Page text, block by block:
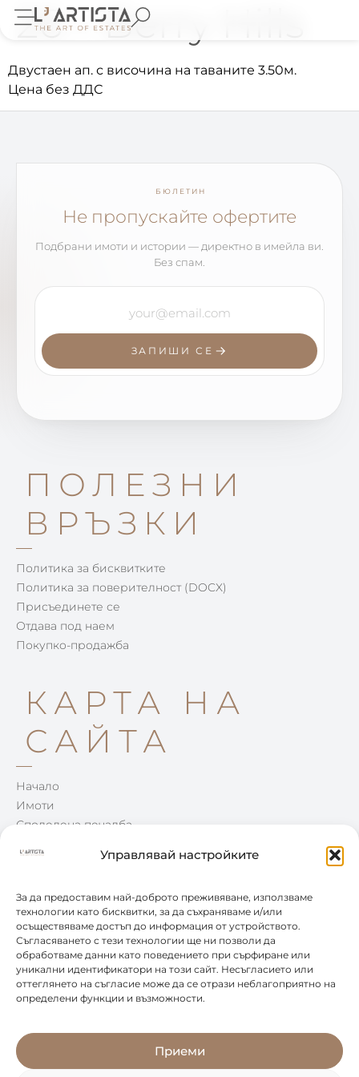
Управлявай настройките
За да предоставим най-доброто преживяване, използваме
технологии като бисквитки, за да съхраняваме и/или
осъществяваме достъп до информация от устройството.
Съгласяването с тези технологии ще ни позволи да
обработваме данни като поведението при сърфиране или
уникални идентификатори на този сайт. Несъгласието или
оттеглянето на съгласие може да се отрази неблагоприятно на
определени функции и възможности.
Приеми
26 – Berry Hills
Двустаен ап. с височина на таваните 3.50м.
Цена без ДДС
БЮЛЕТИН
Не пропускайте офертите
Подбрани имоти и истории — директно в имейла ви.
Без спам.
ЗАПИШИ СЕ
ПОЛЕЗНИ
ВРЪЗКИ
Политика за бисквитките
Политика за поверителност (DOCX)
Присъединете се
Отдава под наем
Покупко-продажба
КАРТА НА
САЙТА
Начало
Имоти
Споделена печалба
КОНТАКТИ
0877 888 804
office@leartista.bg